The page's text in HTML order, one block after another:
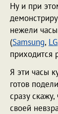
Ну и при
нежели
(Samsung, LG
приходится
Я эти часы
готов
сразу
своей